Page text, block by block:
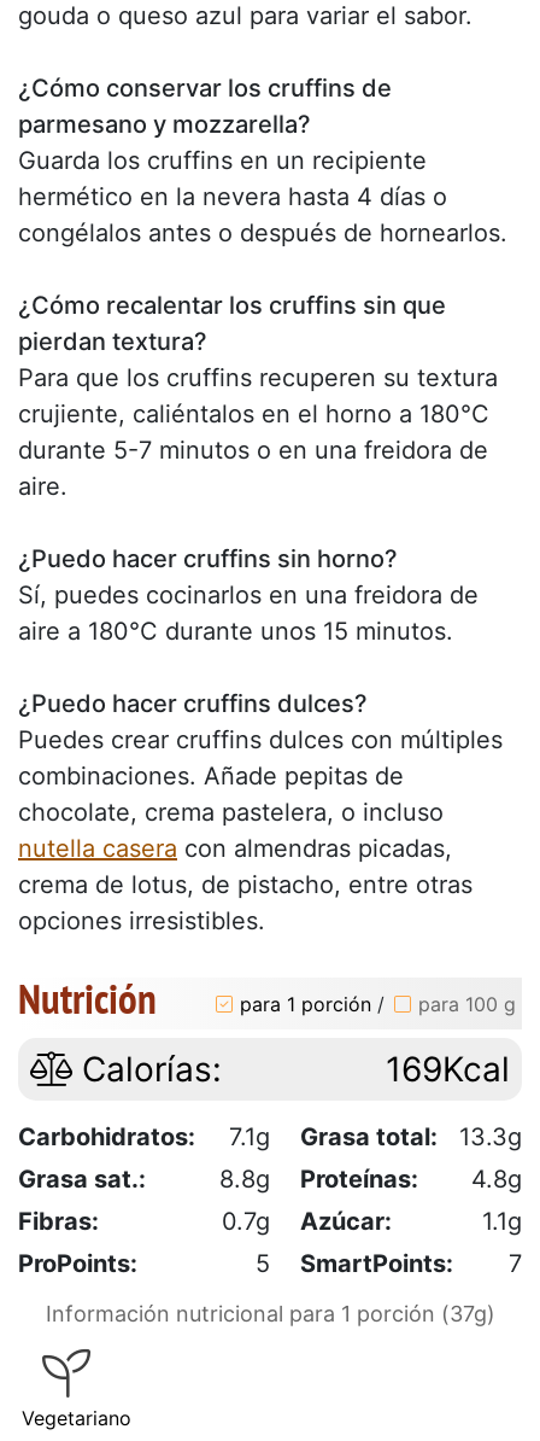
gouda o queso azul para variar el sabor.
¿Cómo conservar los cruffins de
parmesano y mozzarella?
Guarda los cruffins en un recipiente
hermético en la nevera hasta 4 días o
congélalos antes o después de hornearlos.
¿Cómo recalentar los cruffins sin que
pierdan textura?
Para que los cruffins recuperen su textura
crujiente, caliéntalos en el horno a 180°C
durante 5-7 minutos o en una freidora de
aire.
¿Puedo hacer cruffins sin horno?
Sí, puedes cocinarlos en una freidora de
aire a 180°C durante unos 15 minutos.
¿Puedo hacer cruffins dulces?
Puedes crear cruffins dulces con múltiples
combinaciones. Añade pepitas de
chocolate, crema pastelera, o incluso
nutella casera con almendras picadas,
crema de lotus, de pistacho, entre otras
opciones irresistibles.
Nutrición para 1 porción / para 100 g
Calorías: 169Kcal
Carbohidratos: 7.1g Grasa total:
13.3g
Grasa sat.:
8.8g Proteínas:
4.8g
Fibras:
0.7g Azúcar:
1.1g
ProPoints:
5 SmartPoints: 7
Información nutricional para 1 porción (37g)
Vegetariano